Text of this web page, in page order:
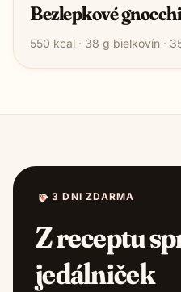
Bezlepkové gnocchi
550 kcal · 38 g bielkovín ·
3 DNI ZDARMA
Z receptu
jedálniček